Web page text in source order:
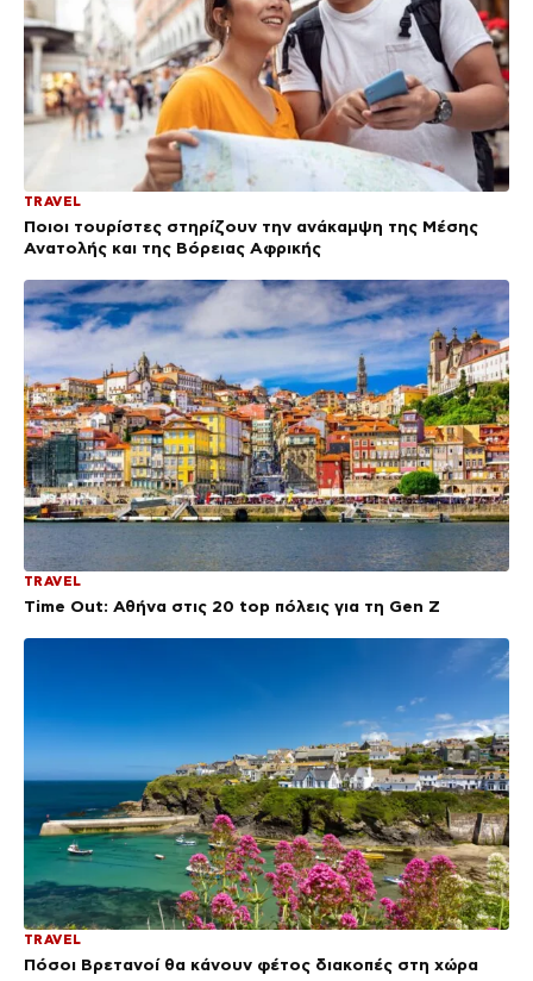
TRAVEL
Ποιοι τουρίστες στηρίζουν την ανάκαμψη της Μέσης
Ανατολής και της Βόρειας Αφρικής
TRAVEL
Time Out: Αθήνα στις 20 top πόλεις για τη Gen Z
TRAVEL
Πόσοι Βρετανοί θα κάνουν φέτος διακοπές στη χώρα